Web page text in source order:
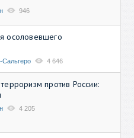
946
осоловевшего
Сальгеро 4 646
против России:
4 205